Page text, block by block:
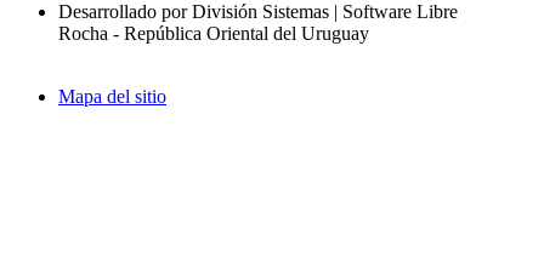
Desarrollado por División Sistemas | Software Libre
Rocha - República Oriental del Uruguay
Mapa del sitio